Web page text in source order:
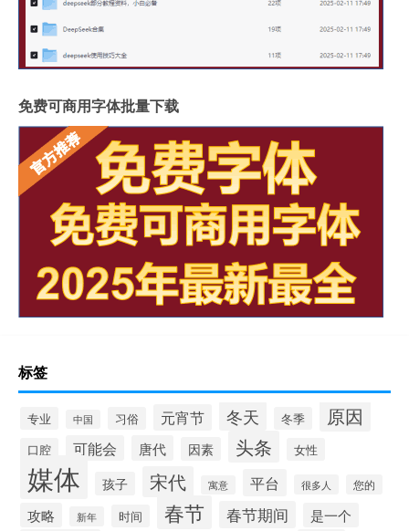
免费可商用字体批量下载
标签
专业 中国 习俗 元宵节 冬天 冬季 原因
口腔 可能会 唐代 因素 头条 女性
媒体 孩子 宋代 寓意 平台 很多人 您的
攻略 新年 时间 春节 春节期间 是一个